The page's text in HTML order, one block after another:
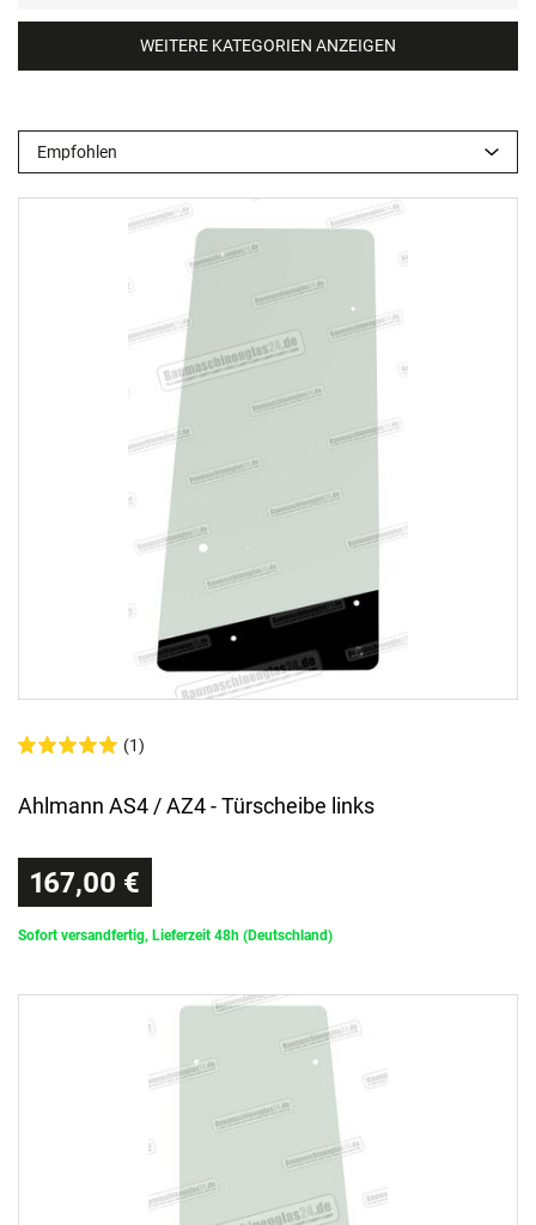
WEITERE KATEGORIEN ANZEIGEN
(1)
Ahlmann AS4 / AZ4 - Türscheibe links
167,00 €
Sofort versandfertig, Lieferzeit 48h (Deutschland)